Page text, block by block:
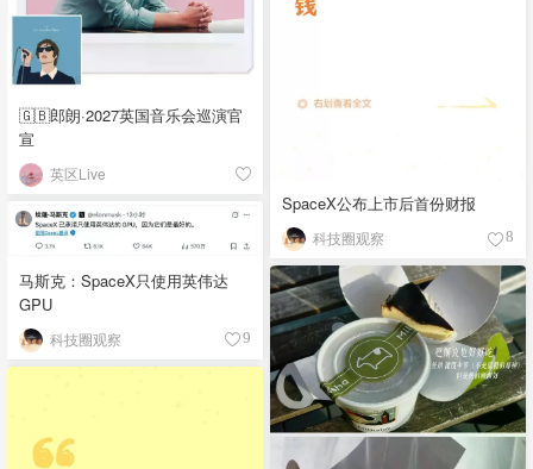
🇬🇧郎朗·2027英国音乐会巡演官
宣
英区Live
SpaceX公布上市后首份财报
科技圈观察 8
马斯克：SpaceX只使用英伟达
GPU
科技圈观察 9